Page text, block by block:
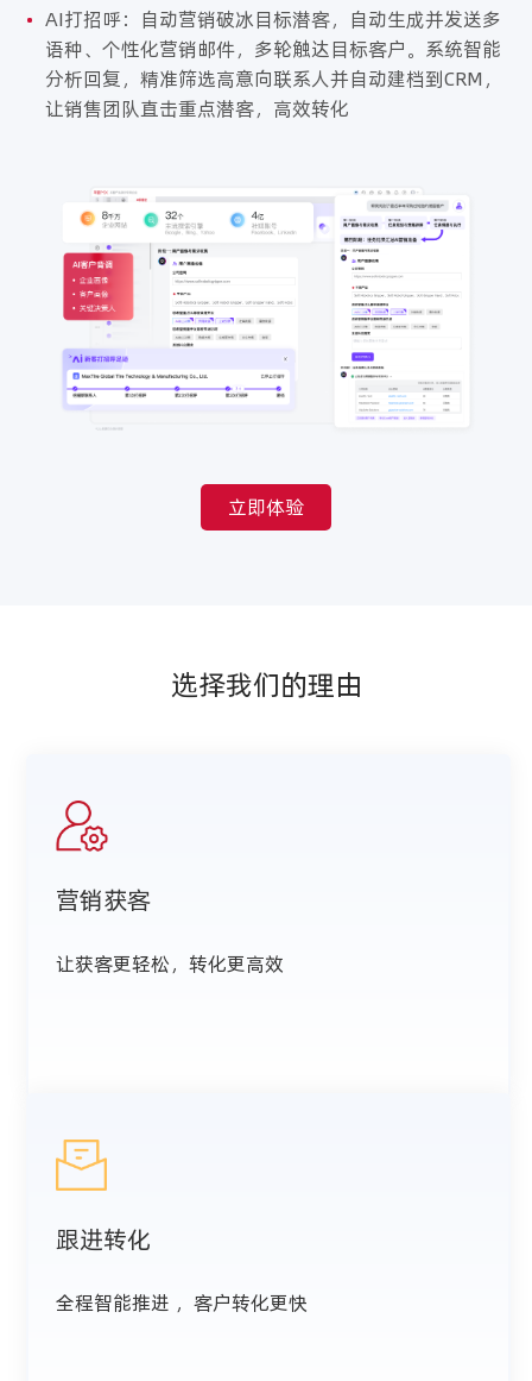
• AI打招呼：自动营销破冰目标潜客，自动生成并发送多
语种、个性化营销邮件，多轮触达目标客户。系统智能
分析回复，精准筛选高意向联系人并自动建档到CRM，
让销售团队直击重点潜客，高效转化
立即体验
选择我们的理由
营销获客
让获客更轻松，转化更高效
跟进转化
全程智能推进 ，客户转化更快